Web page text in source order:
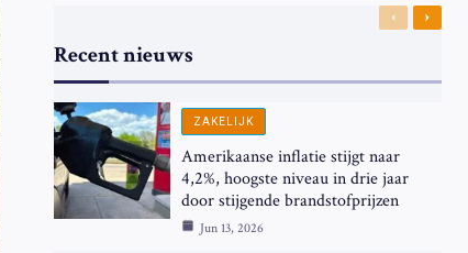
Recent nieuws
Previous
Next
ZAKELIJK
Amerikaanse inflatie stijgt naar
4,2%, hoogste niveau in drie jaar
door stijgende brandstofprijzen
Jun 13, 2026